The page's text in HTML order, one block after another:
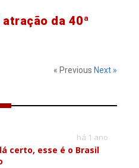
da 40ª
« Previous Next »
há 1 ano
certo, esse é o Brasil